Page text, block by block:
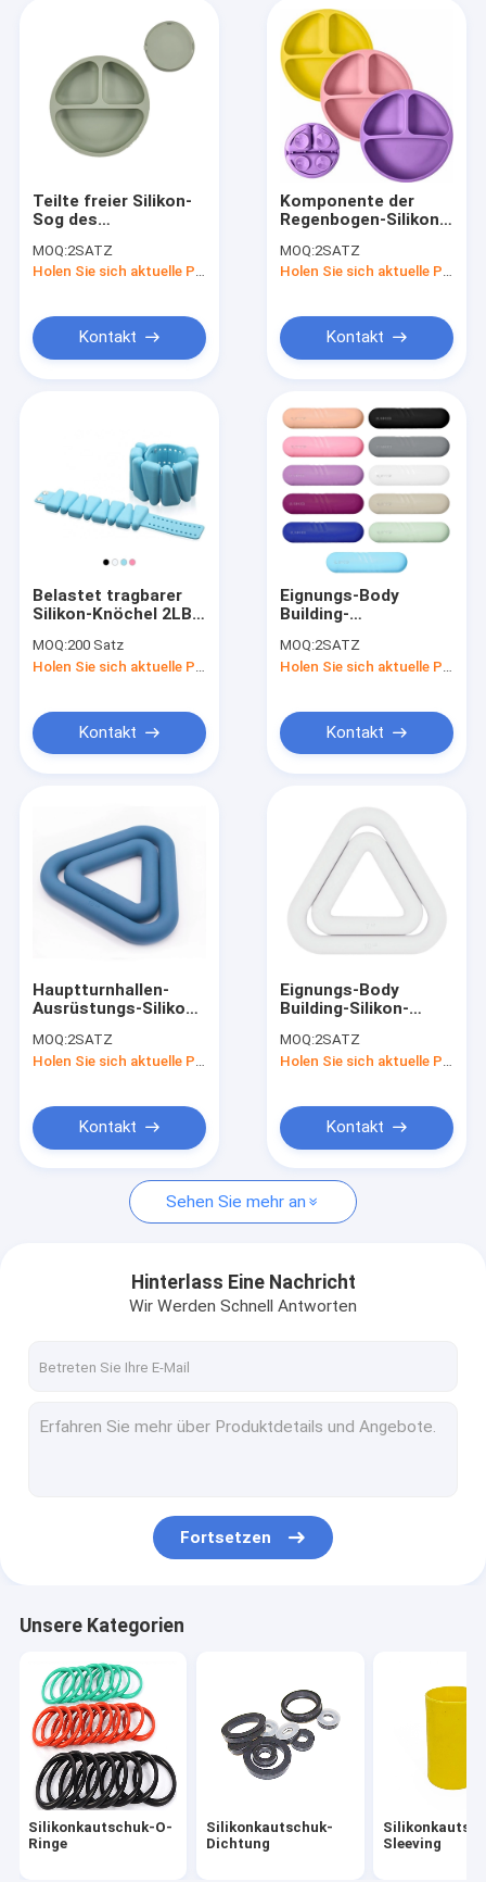
Produkte
Über uns
Fabrik-Ausflug
Fälle
Silikonkautschuk-O-Ringe
Silikonkautschuk Sleeving
Eignungsbody building
Medizinischer Silikonkautschuk
Flexibler Silikon-Schläuche
Silikonkautschuk-Schnur
Neopren-O-Ring
Silikon-Haushaltsartikel
Teilte freier Silikon-
Sog des
BPA Platte für
absetzende Babys
MOQ:2SATZ
Holen Sie sich aktuelle Preis
Kontakt
Komponente der
Regenbogen-Silikon-
gesetztes Silikon
geteilte Saugplatten-
MOQ:2SATZ
Holen Sie sich aktuelle Preis
Kontakt
Belastet tragbarer
Silikon-Knöchel 2LB
verstärken
MOQ:200 Satz
Kontakt
Eignungs-Body
Building-
Dummkopf-Satz 1kg
2kg bunter
MOQ:2SATZ
Kontakt
Hauptturnhallen-
Ausrüstungs-Silikon-
nicht Beleg-Griff ein
MOQ:2SATZ
Kontakt
Eignungs-Body
Building-Silikon-
10LB enthäuten
freundliches
MOQ:2SATZ
Kontakt
Sehen Sie mehr an
Hinterlass Eine Nachricht
Wir Werden Schnell Antworten
Fortsetzen
Unsere Kategorien
Silikonkautschuk-O-
Ringe
Silikonkautschuk-
Dichtung
Sleeving